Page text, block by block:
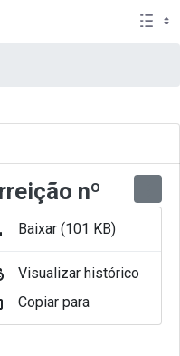
nº
por Artur
Baixar (101 KB)
Visualizar histórico
Copiar para